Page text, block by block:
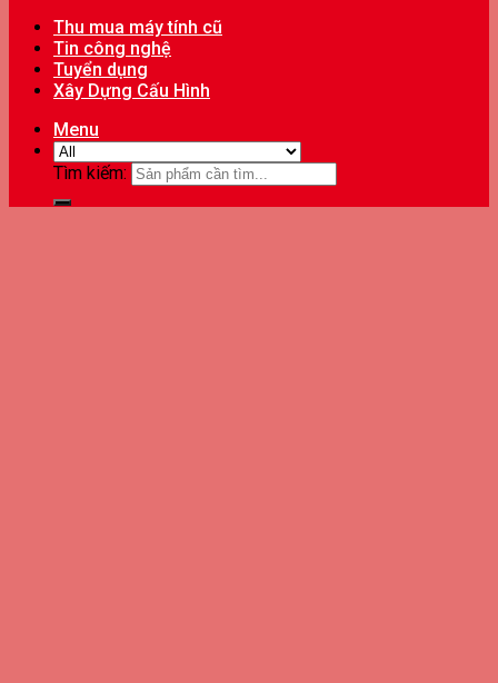
Thu mua máy tính cũ
Tin công nghệ
Tuyển dụng
Xây Dựng Cấu Hình
Menu
Tìm kiếm: